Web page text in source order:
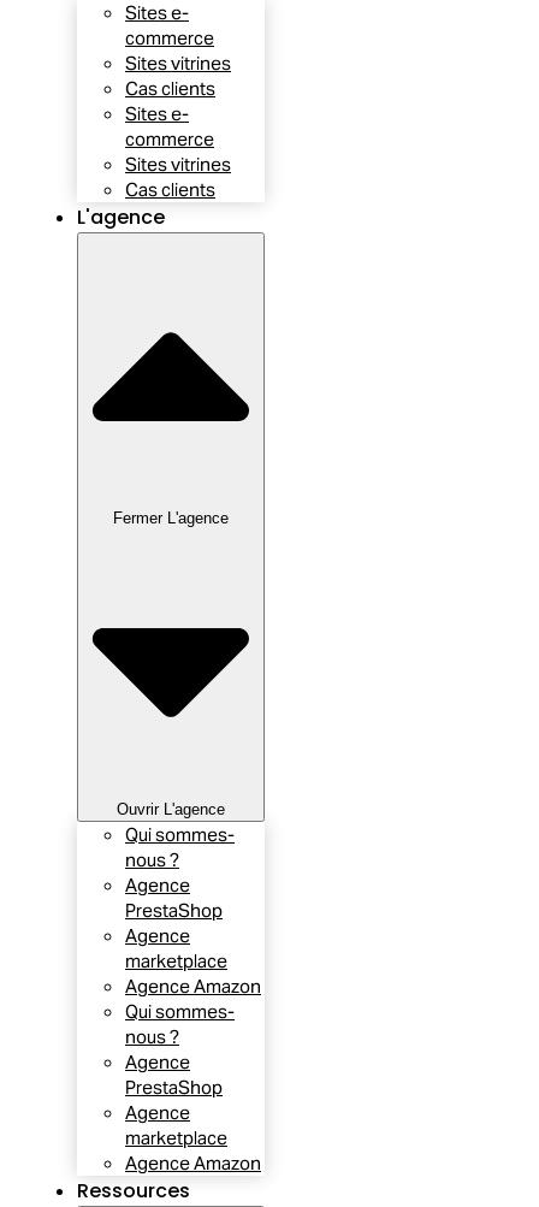
Sites e-
commerce
Sites vitrines
Cas clients
Sites e-
commerce
Sites vitrines
Cas clients
L'agence
Fermer L'agence
Ouvrir L'agence
Qui sommes-
nous ?
Agence
PrestaShop
Agence
marketplace
Agence Amazon
Qui sommes-
nous ?
Agence
PrestaShop
Agence
marketplace
Agence Amazon
Ressources